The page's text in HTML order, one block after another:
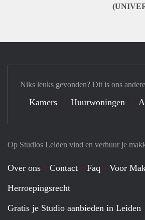
Op Studios Leiden vind en verhuur je
Over ons Contact Faq
Voor
Herroepingsrecht
Gratis je Studio aanbieden in Leiden
Niks leuks gevonden? Dit is ons
Kamers Huurwoningen